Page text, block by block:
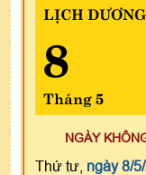
LỊCH DƯƠNG
8
Tháng 5
NGÀY
Thứ tư, ngày 8/